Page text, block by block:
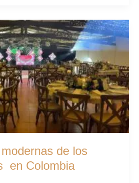
de los
en Colombia